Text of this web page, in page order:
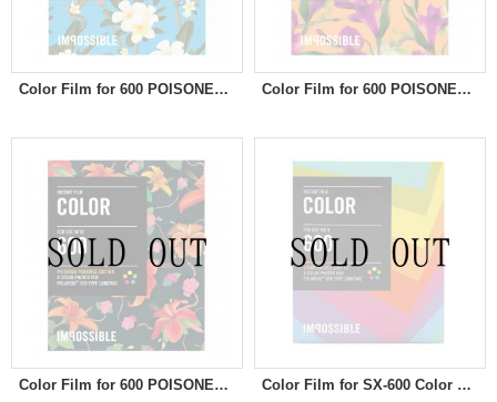
Color Film for 600 POISONED PARADISE EDITION (FRANGIPANI) Color Film for 600 POISONED PARADISE EDITION (FUCHSIA)
Color Film for 600 POISONED PARADISE EDITION (HIBISCUS) Color Film for SX-600 Color Frames Edition